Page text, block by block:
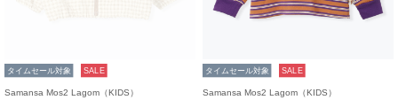
タイムセール対象 SALE
Samansa Mos2 Lagom（KIDS）
タイムセール対象 SALE
Samansa Mos2 Lagom（KIDS）